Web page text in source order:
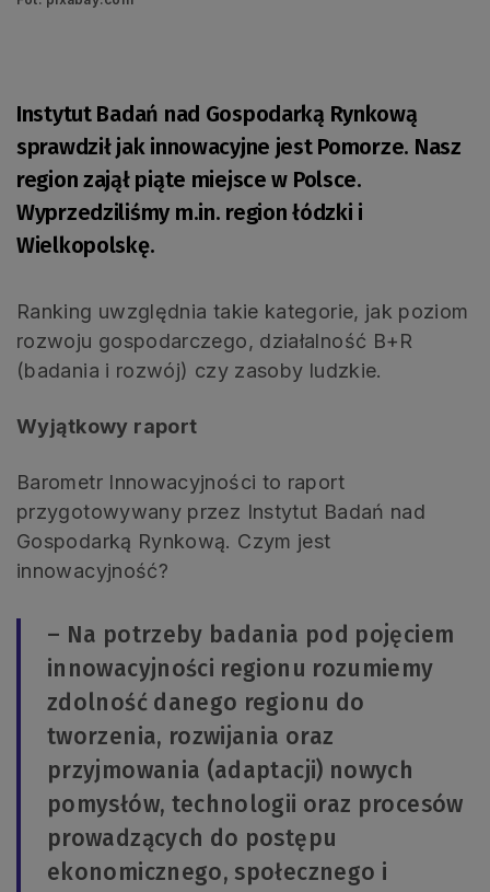
Instytut Badań nad Gospodarką Rynkową
sprawdził jak innowacyjne jest Pomorze. Nasz
region zajął piąte miejsce w Polsce.
Wyprzedziliśmy m.in. region łódzki i
Wielkopolskę.
Ranking uwzględnia takie kategorie, jak poziom
rozwoju gospodarczego, działalność B+R
(badania i rozwój) czy zasoby ludzkie.
Wyjątkowy raport
Barometr Innowacyjności to raport
przygotowywany przez Instytut Badań nad
Gospodarką Rynkową. Czym jest
innowacyjność?
– Na potrzeby badania pod pojęciem
innowacyjności regionu rozumiemy
zdolność danego regionu do
tworzenia, rozwijania oraz
przyjmowania (adaptacji) nowych
pomysłów, technologii oraz procesów
prowadzących do postępu
ekonomicznego, społecznego i